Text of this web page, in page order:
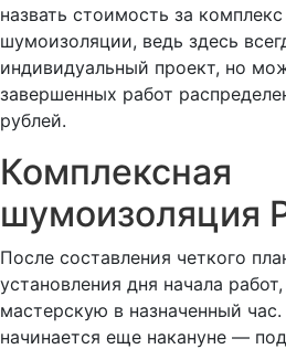
назвать стоимость за
шумоизоляции, ведь здесь
индивидуальный проект, но
завершенных работ
рублей.
Комплексная
шумоизоляция
После составления четкого
установления дня начала
мастерскую в назначенный
начинается еще накануне —